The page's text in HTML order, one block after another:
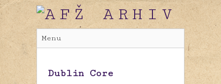
Menu
Dublin Core